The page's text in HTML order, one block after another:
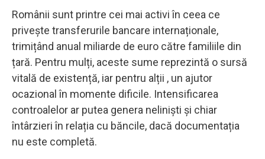
Românii sunt printre cei mai activi în ceea ce
privește transferurile bancare internaționale,
trimițând anual miliarde de euro către familiile din
țară. Pentru mulți, aceste sume reprezintă o sursă
vitală de existență, iar pentru alții , un ajutor
ocazional în momente dificile. Intensificarea
controalelor ar putea genera neliniști și chiar
întârzieri în relația cu băncile, dacă documentația
nu este completă.